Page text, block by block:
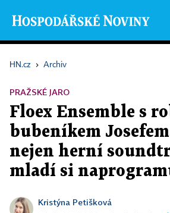
HN.cz › Archiv
PRAŽSKÉ JARO
Floex Ensemble s
bubeníkem
nejen herní
mladí si
Kristýna Petišková